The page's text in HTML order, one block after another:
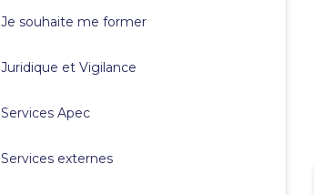
Je souhaite me former
Juridique et Vigilance
Services Apec
Services externes